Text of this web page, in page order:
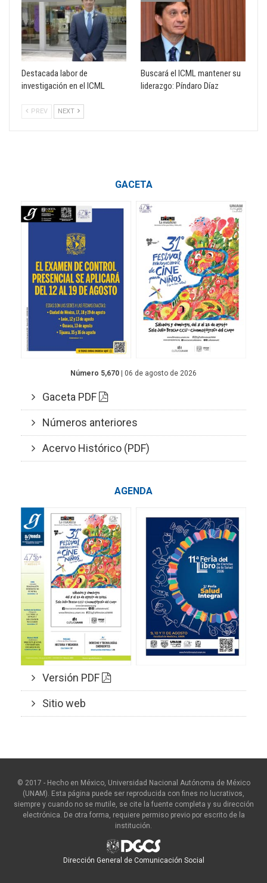
Destacada labor de
investigación en el ICML
Buscará el ICML mantener su
liderazgo: Píndaro Díaz
PREV NEXT
GACETA
Número 5,670 | 06 de agosto de 2026
Gaceta PDF
Números anteriores
Acervo Histórico (PDF)
AGENDA
Versión PDF
Sitio web
© 2017 - Hecho en México, Universidad Nacional Autónoma de México
(UNAM). Esta página puede ser reproducida con fines no lucrativos,
siempre y cuando no se mutile, se cite la fuente completa y su dirección
electrónica. De otra forma, requiere permiso previo por escrito de la
institución.
Dirección General de Comunicación Social